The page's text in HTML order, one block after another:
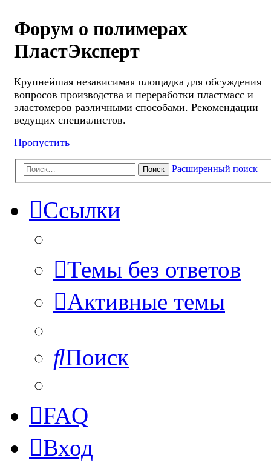
Форум о полимерах
ПластЭксперт
Крупнейшая независимая площадка для обсуждения
вопросов производства и переработки пластмасс и
эластомеров различными способами. Рекомендации
ведущих специалистов.
Пропустить
Поиск Расширенный поиск
Ссылки
Темы без ответов
Активные темы
Поиск
FAQ
Вход